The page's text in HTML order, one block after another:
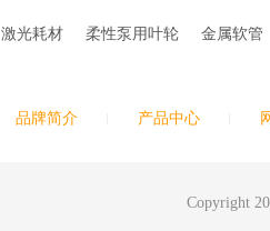
品牌简介 产品中心
激光耗材 柔性泵用叶轮 金属软管
Copyright